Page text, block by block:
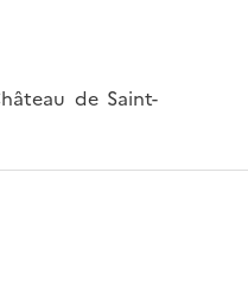
de Saint-